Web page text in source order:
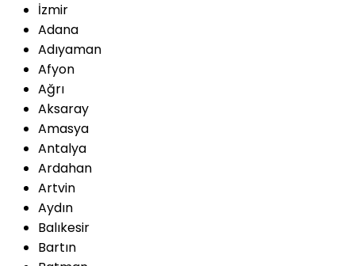
İzmir
Adana
Adıyaman
Afyon
Ağrı
Aksaray
Amasya
Antalya
Ardahan
Artvin
Aydın
Balıkesir
Bartın